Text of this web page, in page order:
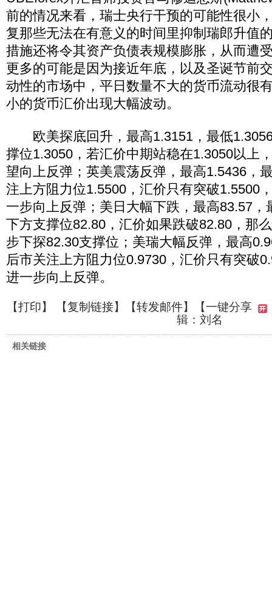
前的情况来看，瑞士央行干预的可能性很小
复那些无法在有意义的时间里抑制瑞郎升值
措施还将令其资产负债表规模膨胀，从而遭
更多的可能是因为接近年底，以及圣诞节前
动性的市场中，平日数量不大的货币流动很
小的货币汇价出现大幅波动。
欧美探底回升，最高1.3151，最低
撑位1.3050，若汇价中期站稳在1.3050以上
望向上反弹；英美震荡反弹，最高1.5436，
注上方阻力位1.5500，汇价只有突破1.5500
一步向上反弹；美日大幅下跌，最高83.57，
下方支撑位82.80，汇价如果跌破82.80，那
步下探82.30支撑位；美瑞大幅反弹，最高
后市关注上方阻力位0.9730，汇价只有突破
进一步向上反弹。
【打印】 【复制链接】【转发邮件】
【一键分享
辑：刘名
相关链接